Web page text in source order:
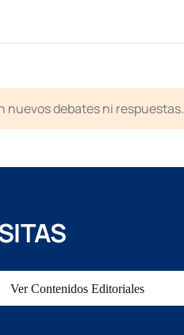
nuevos debates ni respuestas.
Ver Contenidos Editoriales